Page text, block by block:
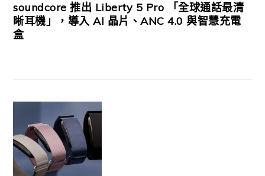
soundcore 推出 Liberty 5 Pro 「全球通話最清
晰耳機」，導入 AI 晶片、ANC 4.0 與智慧充電
盒